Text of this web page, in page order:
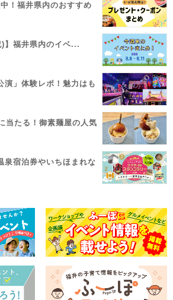
！福井県内のおすすめ
)】福井県内のイベ...
演」体験レポ！魅力はも
当たる！御素麺屋の人気
泉宿泊券やいちほまれな